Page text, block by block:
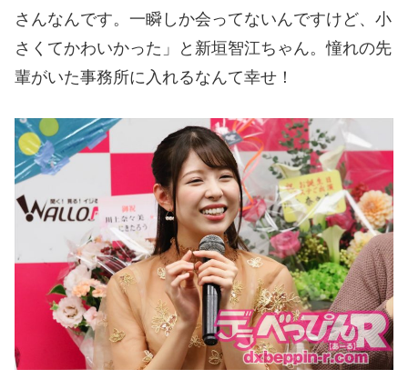
さんなんです。一瞬しか会ってないんですけど、小
さくてかわいかった」と新垣智江ちゃん。憧れの先
輩がいた事務所に入れるなんて幸せ！